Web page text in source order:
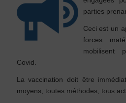
parties
Ceci est un
forces
mobilisent
Covid.
La vaccination doit être
moyens, toutes méthodes, tous